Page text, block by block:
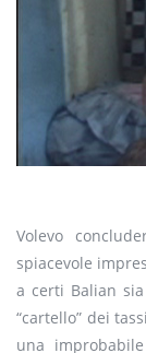
Volevo
spiacevole
a certi Balian
“cartello” dei
una